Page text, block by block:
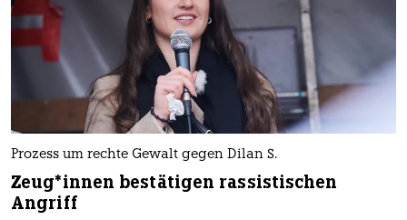
Prozess um rechte Gewalt gegen Dilan S.
Zeu­g*in­nen bestätigen rassistischen
Angriff